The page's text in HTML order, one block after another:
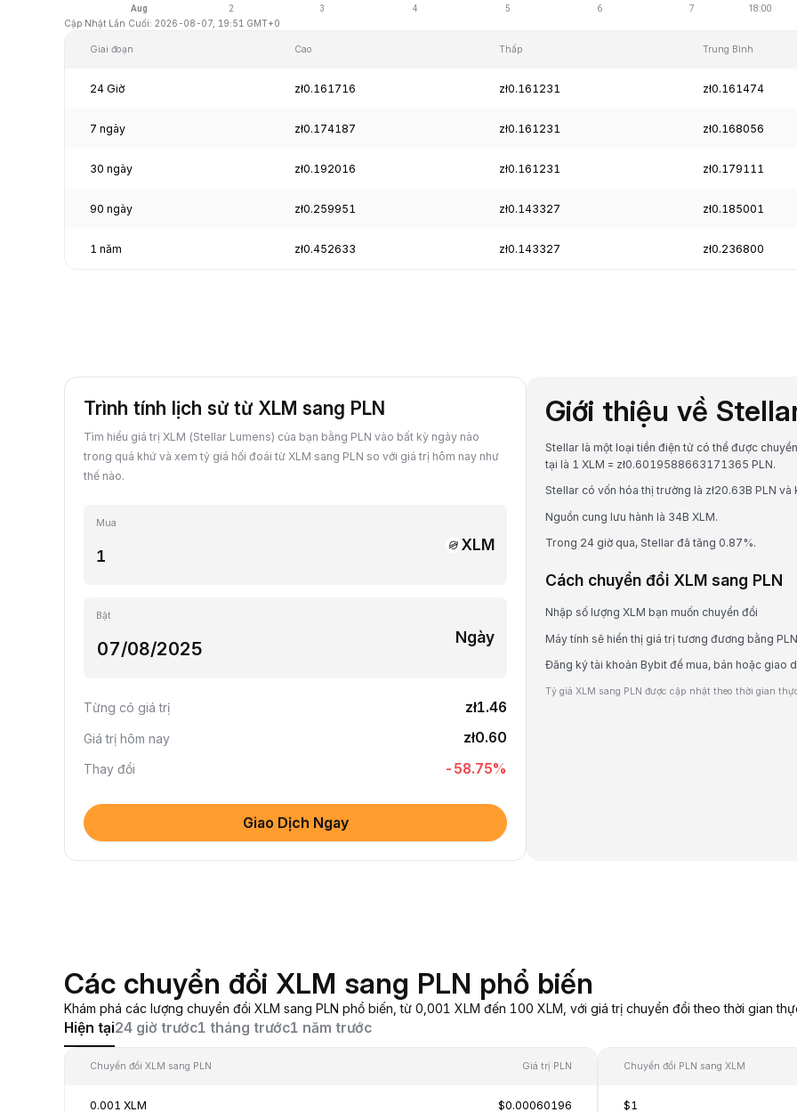
Cập Nhật Lần Cuối: 2026-08-07, 19:51 GMT+0
Giai đoạn Cao Thấp Trung Bình
24 Giờ zł0.161716 zł0.161231 zł0.161474
7 ngày zł0.174187 zł0.161231 zł0.168056
30 ngày zł0.192016 zł0.161231 zł0.179111
90 ngày zł0.259951 zł0.143327 zł0.185001
1 năm zł0.452633 zł0.143327 zł0.236800
Trình tính lịch sử từ XLM sang PLN
Tìm hiểu giá trị XLM (Stellar Lumens) của bạn bằng PLN vào bất kỳ ngày nào
trong quá khứ và xem tỷ giá hối đoái từ XLM sang PLN so với giá trị hôm nay như
thế nào.
Mua
XLM
Bật
Ngày
Từng có giá trị zł1.46
Giá trị hôm nay zł0.60
Thay đổi -58.75%
Giao Dịch Ngay
Giới thiệu về
Stellar là một loại tiền điện tử có thể được
tại là 1 XLM = zł0.6019588663171365 PLN.
Stellar có vốn hóa thị trường là zł20.63B PLN
Nguồn cung lưu hành là 34B XLM.
Trong 24 giờ qua, Stellar đã tăng 0.87%.
Cách chuyển đổi XLM sang PLN
Nhập số lượng XLM bạn muốn chuyển đổi
Máy tính sẽ hiển thị giá trị tương đương bằng PLN
Đăng ký tài khoản Bybit để mua, bán hoặc giao
Tỷ giá XLM sang PLN được cập nhật theo thời gian
Các chuyển đổi XLM sang PLN phổ biến
Khám phá các lượng chuyển đổi XLM sang PLN phổ biến, từ 0,001 XLM đến 100 XLM, với giá trị chuyển đổi theo thời gian
Hiện tại24 giờ trước1 tháng trước1 năm trước
Chuyển đổi XLM sang PLN Giá trị PLN
0.001 XLM $0.00060196
Chuyển đổi PLN sang XLM
$1